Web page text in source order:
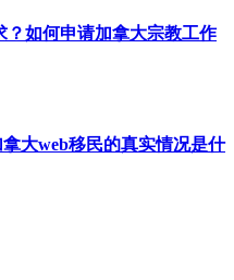
？如何申请加拿大宗教工作
大web移民的真实情况是什